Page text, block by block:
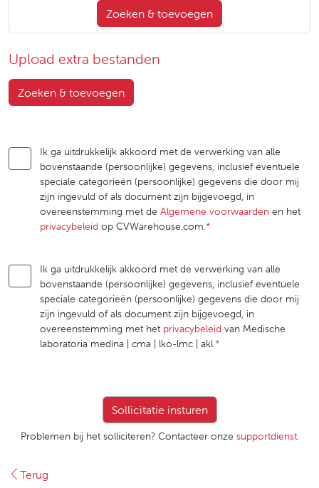
Zoeken & toevoegen
Upload extra bestanden
Zoeken & toevoegen
Ik ga uitdrukkelijk akkoord met de verwerking van alle
bovenstaande (persoonlijke) gegevens, inclusief eventuele
speciale categorieën (persoonlijke) gegevens die door mij
zijn ingevuld of als document zijn bijgevoegd, in
overeenstemming met de Algemene voorwaarden en het
privacybeleid op CVWarehouse.com. *
Ik ga uitdrukkelijk akkoord met de verwerking van alle
bovenstaande (persoonlijke) gegevens, inclusief eventuele
speciale categorieën (persoonlijke) gegevens die door mij
zijn ingevuld of als document zijn bijgevoegd, in
overeenstemming met het privacybeleid van Medische
laboratoria medina | cma | lko-lmc | akl.*
Problemen bij het solliciteren? Contacteer onze supportdienst.
Terug